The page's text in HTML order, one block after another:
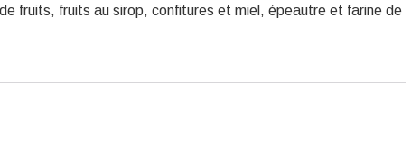
fruits, fruits au sirop, confitures et miel, épeautre et farine de